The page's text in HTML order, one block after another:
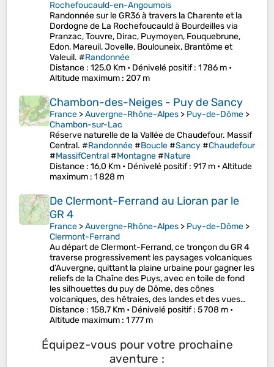
Rochefoucauld-en-Angoumois
Randonnée sur le GR36 à travers la Charente et la
Dordogne de La Rochefoucauld à Bourdeilles via
Pranzac, Touvre, Dirac, Puymoyen, Fouquebrune,
Edon, Mareuil, Jovelle, Boulouneix, Brantôme et
Valeuil. #Randonnée
Distance : 125,0 Km • Dénivelé positif: 1 786 m •
Altitude maximum : 207 m
Chambon-des-Neiges - Puy de Sancy
France >Auvergne-Rhône-Alpes > Puy-de-Dôme >
Chambon-sur-Lac
Réserve naturelle de la Vallée de Chaudefour. Massif
Central. #Randonnée#Boucle#Sancy#Chaudefour
#MassifCentral#Montagne#Nature
Distance : 16,0 Km • Dénivelé positif: 917 m •Altitude
maximum : 1 828 m
De Clermont-Ferrand au Lioran par le
GR 4
France >Auvergne-Rhône-Alpes > Puy-de-Dôme >
Clermont-Ferrand
Au départ de Clermont-Ferrand, ce tronçon du GR 4
traverse progressivement les paysages volcaniques
d’Auvergne, quittant la plaine urbaine pour gagner les
reliefs de la Chaîne des Puys, avec en toile de fond
les silhouettes du puy de Dôme, des cônes
volcaniques, des hêtraies, des landes et des vues…
Distance : 158,7 Km • Dénivelé positif: 5 708 m •
Altitude maximum : 1 777 m
Équipez-vous pour votre prochaine
aventure :